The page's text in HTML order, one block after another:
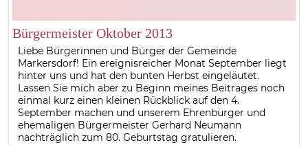
Bürgermeister Oktober 2013
Liebe Bürgerinnen und Bürger der Gemeinde
Markersdorf! Ein ereignisreicher Monat September liegt
hinter uns und hat den bunten Herbst eingeläutet.
Lassen Sie mich aber zu Beginn meines Beitrages noch
einmal kurz einen kleinen Rückblick auf den 4.
September machen und unserem Ehrenbürger und
ehemaligen Bürgermeister Gerhard Neumann
nachträglich zum 80. Geburtstag gratulieren.